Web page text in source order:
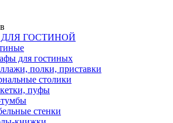
ДЛЯ ГОСТИНОЙ
для гостиных
полки, приставки
столики
пуфы
стенки